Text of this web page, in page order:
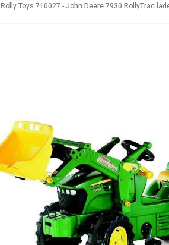
Rolly Toys 710027 - John Deere 7930 RollyTrac